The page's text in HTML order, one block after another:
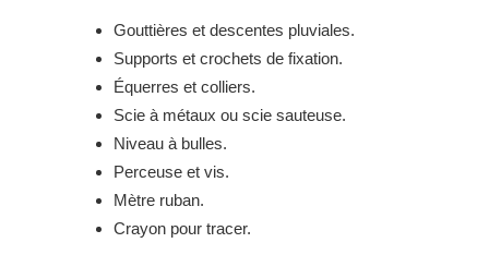
Gouttières et descentes pluviales.
Supports et crochets de fixation.
Équerres et colliers.
Scie à métaux ou scie sauteuse.
Niveau à bulles.
Perceuse et vis.
Mètre ruban.
Crayon pour tracer.